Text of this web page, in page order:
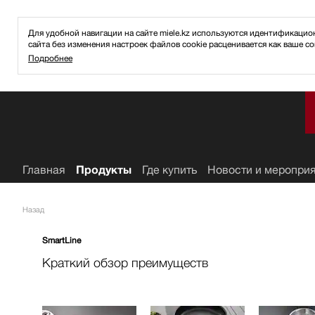
Для удобной навигации на сайте miele.kz используются
сайта без изменения настроек файлов cookie расценивается как ваше
Подробнее
Назад
Краткий обзор преимуществ
SmartLine
Главная Продукты Где купить Новости и